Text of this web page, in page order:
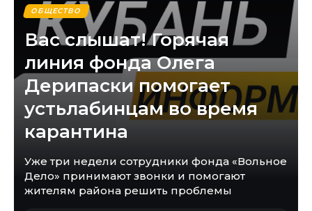
ОБЩЕСТВО
Вас слышат! Горячая
линия фонда Олега
Дерипаски помогает
устьлабинцам во время
карантина
Уже три недели сотрудники фонда «Вольное
Дело» принимают звонки и помогают
жителям района решить проблемы